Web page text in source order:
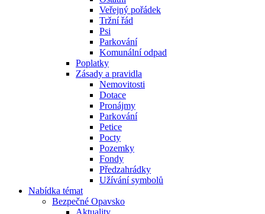
Veřejný pořádek
Tržní řád
Psi
Parkování
Komunální odpad
Poplatky
Zásady a pravidla
Nemovitosti
Dotace
Pronájmy
Parkování
Petice
Pocty
Pozemky
Fondy
Předzahrádky
Užívání symbolů
Nabídka témat
Bezpečné Opavsko